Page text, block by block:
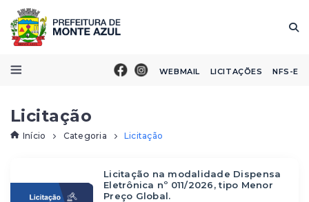
WEBMAIL LICITAÇÕES NFS-E
Licitação
Início Categoria Licitação
Licitação na modalidade Dispensa
Eletrônica nº 011/2026, tipo Menor
Preço Global.